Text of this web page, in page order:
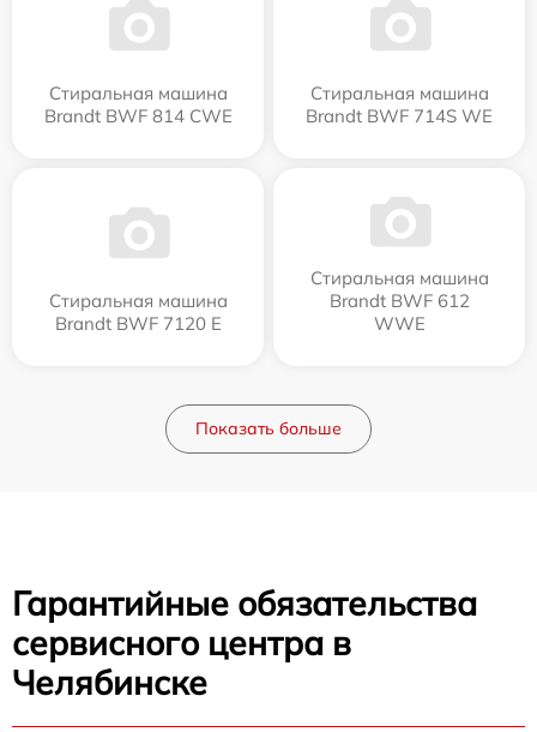
Стиральная машина
Brandt BWF 814 CWE
Стиральная машина
Brandt BWF 714S WE
Стиральная машина
Brandt BWF 7120 E
Стиральная машина
Brandt BWF 612
WWE
Показать больше
Гарантийные обязательства
сервисного центра в
Челябинске